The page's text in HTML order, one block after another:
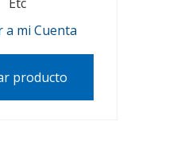
a mi Cuenta
producto